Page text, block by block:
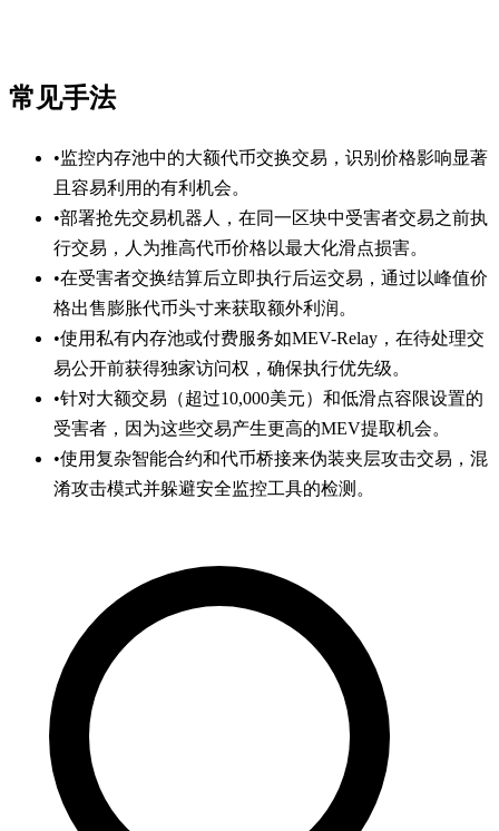
常见手法
•监控内存池中的大额代币交换交易，识别价格影响显著
且容易利用的有利机会。
•部署抢先交易机器人，在同一区块中受害者交易之前执
行交易，人为推高代币价格以最大化滑点损害。
•在受害者交换结算后立即执行后运交易，通过以峰值价
格出售膨胀代币头寸来获取额外利润。
•使用私有内存池或付费服务如MEV-Relay，在待处理交
易公开前获得独家访问权，确保执行优先级。
•针对大额交易（超过10,000美元）和低滑点容限设置的
受害者，因为这些交易产生更高的MEV提取机会。
•使用复杂智能合约和代币桥接来伪装夹层攻击交易，混
淆攻击模式并躲避安全监控工具的检测。